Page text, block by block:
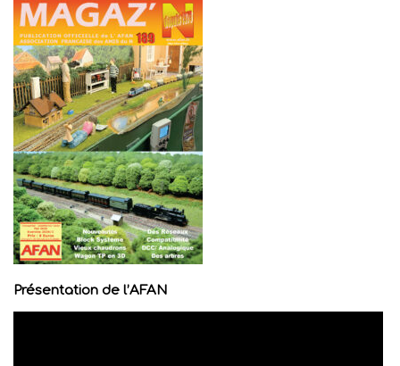
Présentation de l’AFAN